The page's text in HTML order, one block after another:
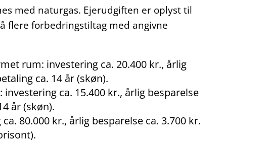
med naturgas. Ejerudgiften er oplyst til
flere forbedringstiltag med angivne
rum: investering ca. 20.400 kr., årlig
ca. 14 år (skøn).
ca. 15.400 kr., årlig besparelse
år (skøn).
80.000 kr., årlig besparelse ca. 3.700 kr.